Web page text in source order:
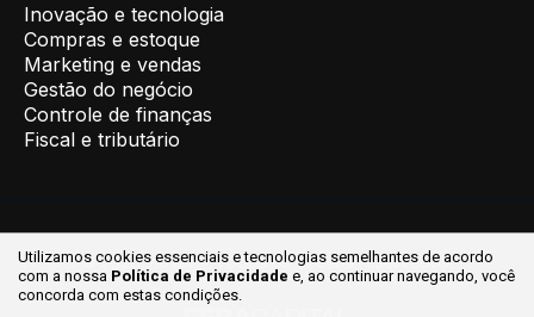
Inovação e tecnologia
Compras e estoque
Marketing e vendas
Gestão do negócio
Controle de finanças
Fiscal e tributário
© 2026 Inovar ® Todos os direitos reservados.
Utilizamos cookies essenciais e tecnologias semelhantes de acordo
com a nossa Política de Privacidade e, ao continuarnavegando, você
concorda com estas condições.